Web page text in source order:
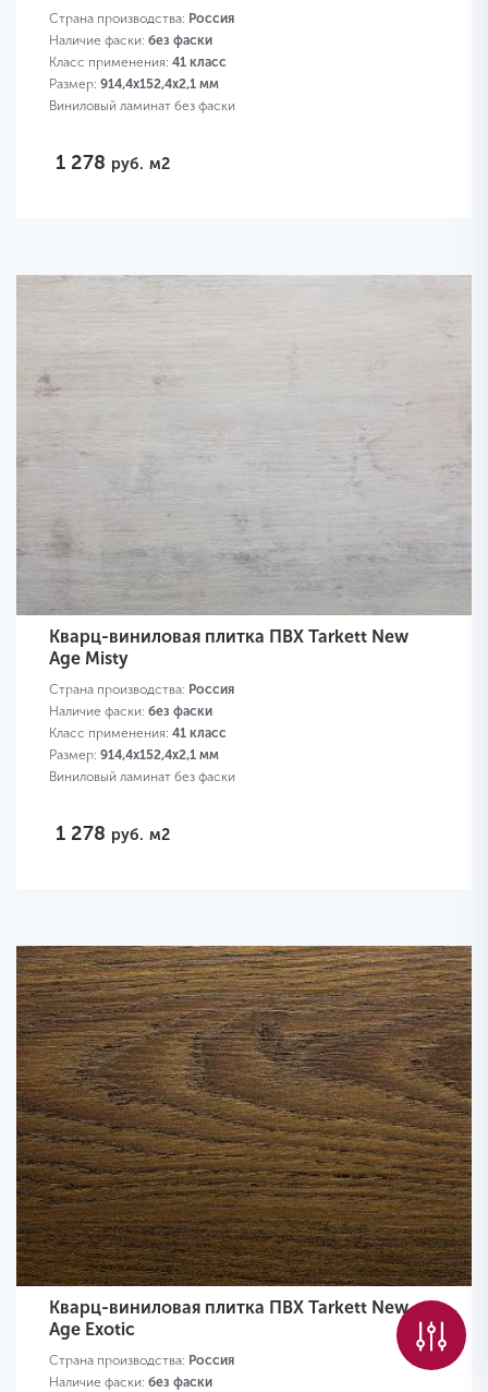
Страна производства: Россия
Наличие фаски: без фаски
Класс применения: 41 класс
Размер: 914,4х152,4х2,1 мм
Виниловый ламинат без фаски
1 278 руб. м2
Кварц-виниловая плитка ПВХ Tarkett New
Age Misty
Страна производства: Россия
Наличие фаски: без фаски
Класс применения: 41 класс
Размер: 914,4х152,4х2,1 мм
Виниловый ламинат без фаски
1 278 руб. м2
Кварц-виниловая плитка ПВХ Tarkett New
Age Exotic
Страна производства: Россия
Наличие фаски: без фаски